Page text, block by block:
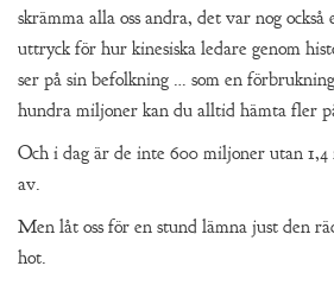
skrämma alla oss andra, det var nog
uttryck för hur kinesiska ledare genom
ser på sin befolkning … som en
hundra miljoner kan du alltid hämta fler
Och i dag är de inte 600 miljoner utan
av.
Men låt oss för en stund lämna just den
hot.